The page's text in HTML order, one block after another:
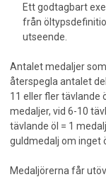
Sommarölsträffar
Stora
Vinterölsträff
Våra sponsorer
BLI MEDLEM
ÖL
Ett godtagbart
från
utseende.
Antalet medaljer
återspegla antalet
11 eller fler tävlande
medaljer, vid 6-10
tävlande öl = 1
guldmedalj om inget
Medaljörerna får